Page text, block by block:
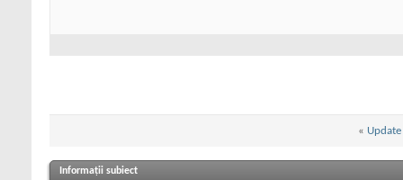
« Update
Informații subiect